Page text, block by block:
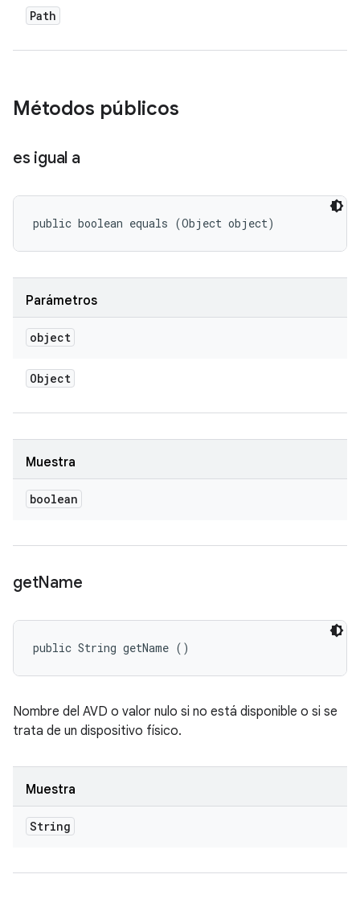
Path
Métodos públicos
es igual a
public boolean equals (Object object)
Parámetros
object
Object
Muestra
boolean
getName
public String getName ()
Nombre del AVD o valor nulo si no está disponible o si se
trata de un dispositivo físico.
Muestra
String